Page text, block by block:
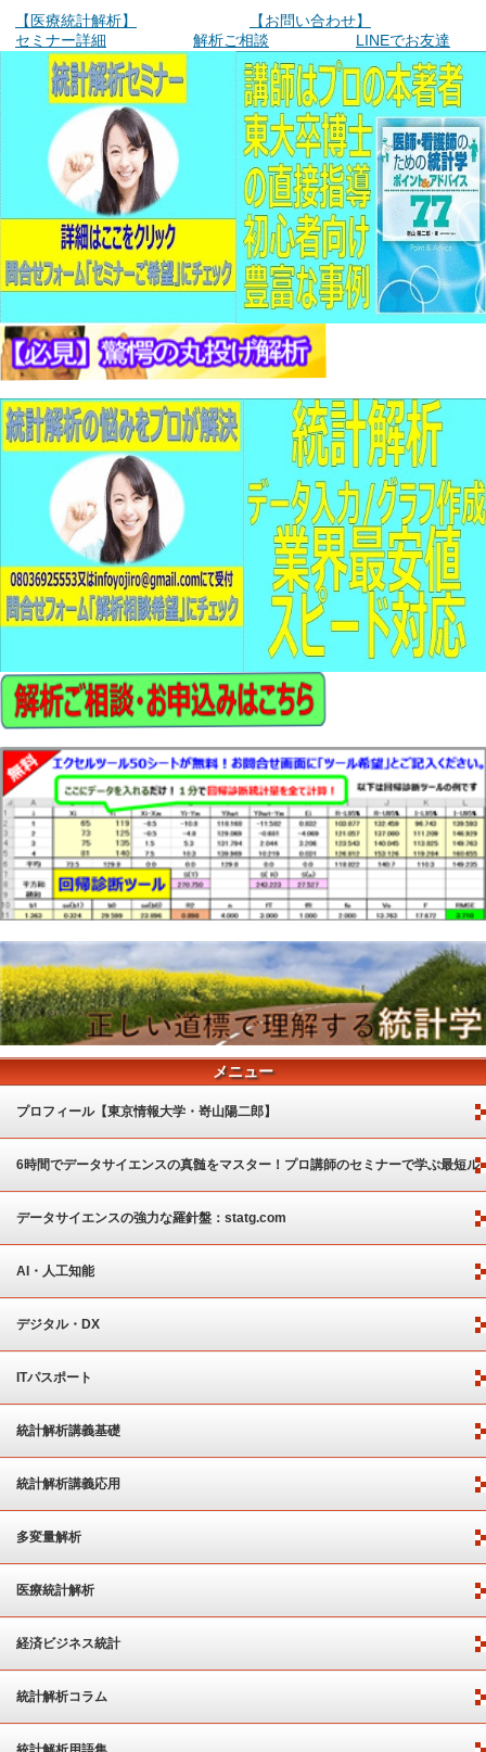
【医療統計解析】
【お問い合わせ】
セミナー詳細
解析ご相談 LINEでお友達
メニュー
プロフィール【東京情報大学・嵜山陽二郎】
6時間でデータサイエンスの真髄をマスター！プロ講師のセミナーで学ぶ最短ル
ート
データサイエンスの強力な羅針盤：statg.com
AI・人工知能
デジタル・DX
ITパスポート
統計解析講義基礎
統計解析講義応用
多変量解析
医療統計解析
経済ビジネス統計
統計解析コラム